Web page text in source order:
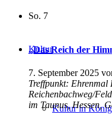
Kultur
Kultur in
So. 7
„Das Reich der
7. September 2025
Treffpunkt: Ehrenmal
Reichenbachweg/
im Taunus, Hessen,